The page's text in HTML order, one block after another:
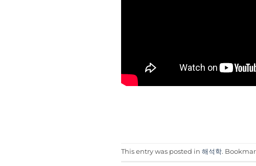
This entry was posted in 해석학.